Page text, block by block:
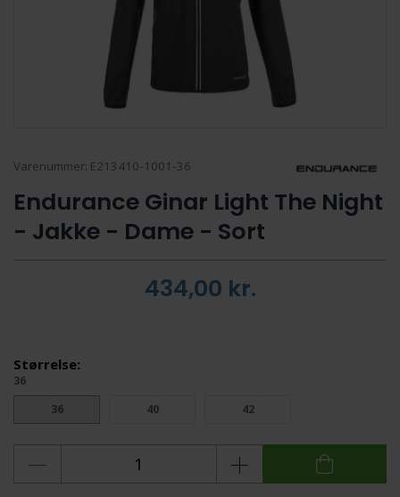
Varenummer: E213410-1001-36
Endurance Ginar Light The Night
- Jakke - Dame - Sort
434,00 kr.
Størrelse:
36
36
40 42